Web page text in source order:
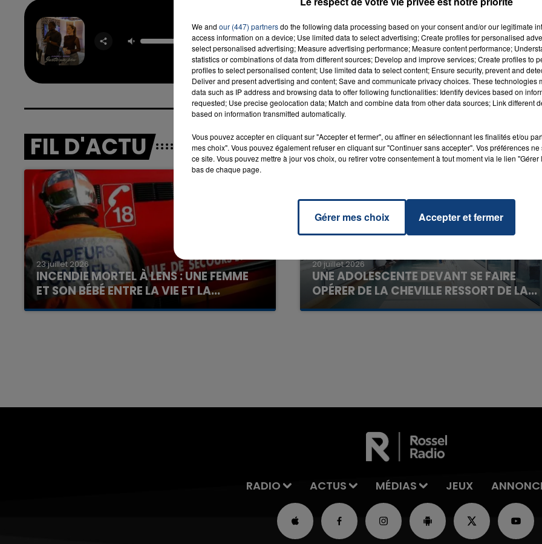
Juste Un Peu
JUNGELI &
EMMA
RADIO CONTACT
FIL D'ACTU
23 juillet 2026
INCENDIE MORTEL À LENS : UNE FEMME
ET SON BÉBÉ ENTRE LA VIE ET LA...
Un homme s'est immolé par le feu après avoir
20 juillet 2026
UNE ADOLESCENTE DEVANT SE FAIRE
OPÉRER DE LA CHEVILLE RESSORT DE LA...
La famille a porté plainte contre la clinique qui a
RADIO ACTUS MÉDIAS JEUX
We and our (447) partnersdo the following data processing based on your consent and/or our legitimate
access information on a device; Use limited data to select advertising; Create profiles for personalised
select personalised advertising; Measure advertising performance; Measure content performance;
statistics or combinations of data from different sources; Develop and improve services; Create profiles to
profiles to select personalised content; Use limited data to select content; Ensure security, prevent and
Deliver and present advertising and content; Save and communicate privacy choices. These technologies
data such as IP address and browsing data to offer following functionalities: Identify devices based on
requested; Use precise geolocation data; Match and combine data from other data sources; Link different
based on information transmitted automatically.
Vous pouvez accepter en cliquant sur "Accepter et fermer", ou affiner en sélectionnant les finalités et/ou
mes choix". Vous pouvez également refuser en cliquant sur "Continuer sans accepter". Vos préférences
ce site. Vous pouvez mettre à jour vos choix, ou retirer votre consentement à tout moment via le lien
bas de chaque page.
Gérer mes choix Accepter et fermer